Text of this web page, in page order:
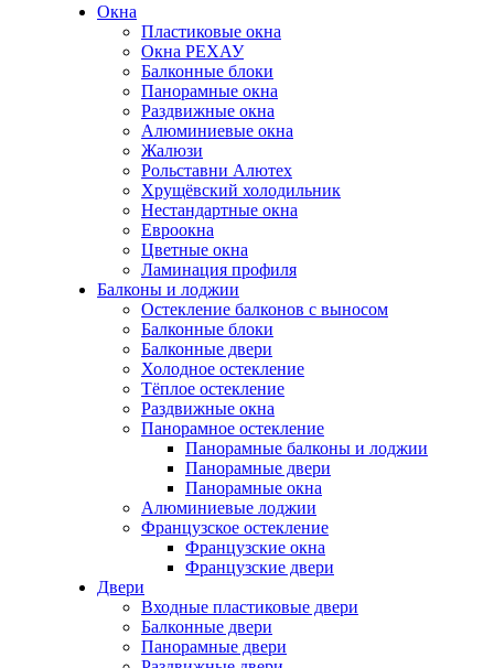
Окна
Пластиковые окна
Окна РЕХАУ
Балконные блоки
Панорамные окна
Раздвижные окна
Алюминиевые окна
Жалюзи
Рольставни Алютех
Хрущёвский холодильник
Нестандартные окна
Евроокна
Цветные окна
Ламинация профиля
Балконы и лоджии
Остекление балконов с выносом
Балконные блоки
Балконные двери
Холодное остекление
Тёплое остекление
Раздвижные окна
Панорамное остекление
Панорамные балконы и лоджии
Панорамные двери
Панорамные окна
Алюминиевые лоджии
Французское остекление
Французские окна
Французские двери
Двери
Входные пластиковые двери
Балконные двери
Панорамные двери